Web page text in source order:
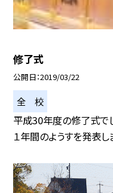
修了式
公開日 2019/03/22
全 校
平成30年度の修了式で
１年間のようすを発表し